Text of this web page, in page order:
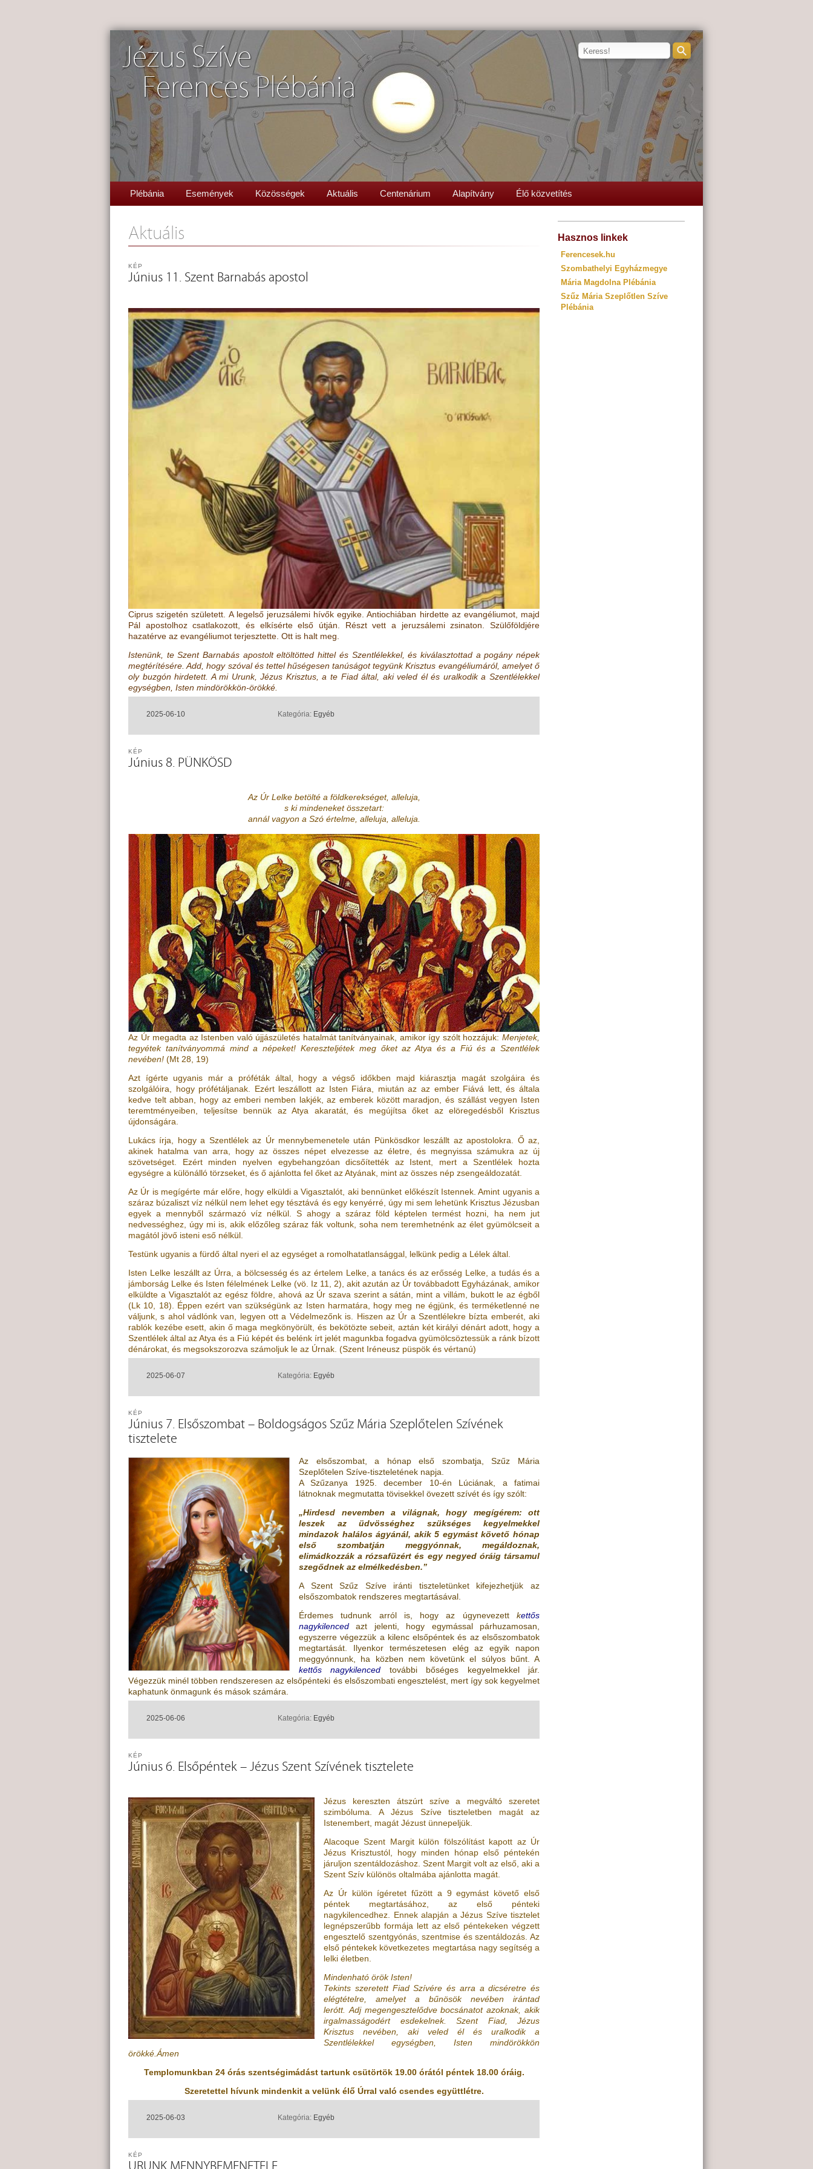
Jézus Szíve
Ferences Plébánia
Plébánia Események Közösségek Aktuális Centenárium Alapítvány Élő közvetítés
Aktuális
Június 11. Szent Barnabás apostol
KÉP
Ciprus szigetén született. A legelső jeruzsálemi hívők egyike. Antiochiában hirdette az evangéliumot, majd
Pál apostolhoz csatlakozott, és elkísérte első útján. Részt vett a jeruzsálemi zsinaton. Szülőföldjére
hazatérve az evangéliumot terjesztette. Ott is halt meg.
Istenünk, te Szent Barnabás apostolt eltöltötted hittel és Szentlélekkel, és kiválasztottad a pogány népek
megtérítésére. Add, hogy szóval és tettel hűségesen tanúságot tegyünk Krisztus evangéliumáról, amelyet ő
oly buzgón hirdetett. A mi Urunk, Jézus Krisztus, a te Fiad által, aki veled él és uralkodik a Szentlélekkel
egységben, Isten mindörökkön-örökké.
2025-06-10 Kategória: Egyéb
Június 8. PÜNKÖSD
KÉP
Az Úr Lelke betölté a földkerekséget, alleluja,
s ki mindeneket összetart:
annál vagyon a Szó értelme, alleluja, alleluja.
Az Úr megadta az Istenben való újjászületés hatalmát tanítványainak, amikor így szólt hozzájuk: Menjetek,
tegyétek tanítványommá mind a népeket! Kereszteljétek meg őket az Atya és a Fiú és a Szentlélek
nevében! (Mt 28, 19)
Azt ígérte ugyanis már a próféták által, hogy a végső időkben majd kiárasztja magát szolgáira és
szolgálóira, hogy prófétáljanak. Ezért leszállott az Isten Fiára, miután az az ember Fiává lett, és általa
kedve telt abban, hogy az emberi nemben lakjék, az emberek között maradjon, és szállást vegyen Isten
teremtményeiben, teljesítse bennük az Atya akaratát, és megújítsa őket az elöregedésből Krisztus
újdonságára.
Lukács írja, hogy a Szentlélek az Úr mennybemenetele után Pünkösdkor leszállt az apostolokra. Ő az,
akinek hatalma van arra, hogy az összes népet elvezesse az életre, és megnyissa számukra az új
szövetséget. Ezért minden nyelven egybehangzóan dicsőítették az Istent, mert a Szentlélek hozta
egységre a különálló törzseket, és ő ajánlotta fel őket az Atyának, mint az összes nép zsengeáldozatát.
Az Úr is megígérte már előre, hogy elküldi a Vigasztalót, aki bennünket előkészít Istennek. Amint ugyanis a
száraz búzaliszt víz nélkül nem lehet egy tésztává és egy kenyérré, úgy mi sem lehetünk Krisztus Jézusban
egyek a mennyből származó víz nélkül. S ahogy a száraz föld képtelen termést hozni, ha nem jut
nedvességhez, úgy mi is, akik előzőleg száraz fák voltunk, soha nem teremhetnénk az élet gyümölcseit a
magától jövő isteni eső nélkül.
Testünk ugyanis a fürdő által nyeri el az egységet a romolhatatlansággal, lelkünk pedig a Lélek által.
Isten Lelke leszállt az Úrra, a bölcsesség és az értelem Lelke, a tanács és az erősség Lelke, a tudás és a
jámborság Lelke és Isten félelmének Lelke (vö. Iz 11, 2) , akit azután az Úr továbbadott Egyházának, amikor
elküldte a Vigasztalót az egész földre, ahová az Úr szava szerint a sátán, mint a villám, bukott le az égből
(Lk 10, 18) . Éppen ezért van szükségünk az Isten harmatára, hogy meg ne égjünk, és terméketlenné ne
váljunk, s ahol vádlónk van, legyen ott a Védelmezőnk is. Hiszen az Úr a Szentlélekre bízta emberét, aki
rablók kezébe esett, akin ő maga megkönyörült, és bekötözte sebeit, aztán két királyi dénárt adott, hogy a
Szentlélek által az Atya és a Fiú képét és belénk írt jelét magunkba fogadva gyümölcsöztessük a ránk bízott
dénárokat, és megsokszorozva számoljuk le az Úrnak. (Szent Iréneusz püspök és vértanú)
2025-06-07 Kategória: Egyéb
Június 7. Elsőszombat – Boldogságos Szűz Mária Szeplőtelen Szívének
tisztelete
KÉP
Az elsőszombat, a hónap első szombatja, Szűz Mária
Szeplőtelen Szíve-tiszteletének napja.
A Szűzanya 1925. december 10-én Lúciának, a fatimai
látnoknak megmutatta tövisekkel övezett szívét és így szólt:
„Hirdesd nevemben a világnak, hogy megígérem: ott
leszek az üdvösséghez szükséges kegyelmekkel
mindazok halálos ágyánál, akik 5 egymást követő hónap
első szombatján meggyónnak, megáldoznak,
elimádkozzák a rózsafüzért és egy negyed óráig társamul
szegődnek az elmélkedésben.”
A Szent Szűz Szíve iránti tiszteletünket kifejezhetjük az
elsőszombatok rendszeres megtartásával.
Érdemes tudnunk arról is, hogy az úgynevezett kettős
nagykilenced azt jelenti, hogy egymással párhuzamosan,
egyszerre végezzük a kilenc elsőpéntek és az elsőszombatok
megtartását. Ilyenkor természetesen elég az egyik napon
meggyónnunk, ha közben nem követünk el súlyos bűnt. A
kettős nagykilenced további bőséges kegyelmekkel jár.
Végezzük minél többen rendszeresen az elsőpénteki és elsőszombati engesztelést, mert így sok kegyelmet
kaphatunk önmagunk és mások számára.
2025-06-06 Kategória: Egyéb
Június 6. Elsőpéntek – Jézus Szent Szívének tisztelete
KÉP
Jézus kereszten átszúrt szíve a megváltó szeretet
szimbóluma. A Jézus Szíve tiszteletben magát az
Istenembert, magát Jézust ünnepeljük.
Alacoque Szent Margit külön fölszólítást kapott az Úr
Jézus Krisztustól, hogy minden hónap első péntekén
járuljon szentáldozáshoz. Szent Margit volt az első, aki a
Szent Szív különös oltalmába ajánlotta magát.
Az Úr külön ígéretet fűzött a 9 egymást követő első
péntek megtartásához, az első pénteki
nagykilencedhez. Ennek alapján a Jézus Szíve tisztelet
legnépszerűbb formája lett az első péntekeken végzett
engesztelő szentgyónás, szentmise és szentáldozás. Az
első péntekek következetes megtartása nagy segítség a
lelki életben.
Mindenható örök Isten!
Tekints szeretett Fiad Szívére és arra a dicséretre és
elégtételre, amelyet a bűnösök nevében irántad
lerótt. Adj megengesztelődve bocsánatot azoknak, akik
irgalmasságodért esdekelnek. Szent Fiad, Jézus
Krisztus nevében, aki veled él és uralkodik a
Szentlélekkel egységben, Isten mindörökkön
örökké.Ámen
Templomunkban 24 órás szentségimádást tartunk csütörtök 19.00 órától péntek 18.00 óráig.
Szeretettel hívunk mindenkit a velünk élő Úrral való csendes együttlétre.
2025-06-03 Kategória: Egyéb
KÉP
Hasznos linkek
Ferencesek.hu
Szombathelyi Egyházmegye
Mária Magdolna Plébánia
Szűz Mária Szeplőtlen Szíve
Plébánia